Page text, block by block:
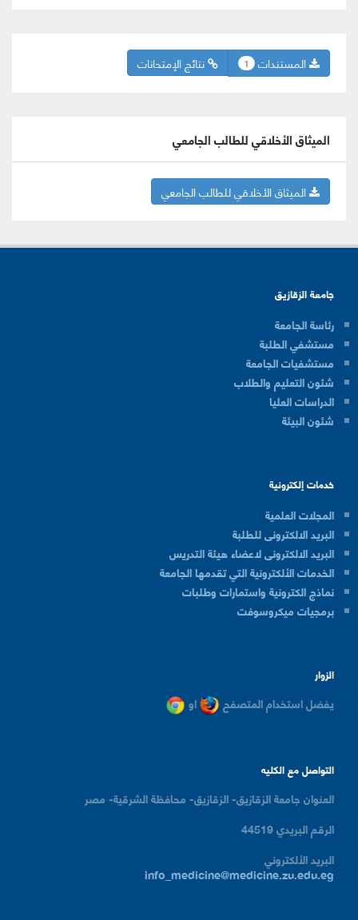
نتائج الإمتحانات المستندات 1
الميثاق الأخلاقي للطالب الجامعي
الميثاق الأخلاقي للطالب الجامعي
جامعة الزقازيق
رئاسة الجامعة
مستشفي الطلبة
مستشفيات الجامعة
شئون التعليم والطلاب
الدراسات العليا
شئون البيئة
خدمات إلكترونية
المجلات العلمية
البريد الالكترونى للطلبة
البريد الالكترونى لاعضاء هيئة التدريس
الخدمات الألكترونية التي تقدمها الجامعة
نماذج الكترونية واستمارات وطلبات
برمجيات ميكروسوفت
الزوار
يفضل استخدام المتصفح او
التواصل مع الكليه
العنوان جامعة الزقازيق- الزقازيق- محافظة الشرقية- مصر
الرقم البريدي44519
البريد الألكتروني
info_medicine@medicine.zu.edu.eg